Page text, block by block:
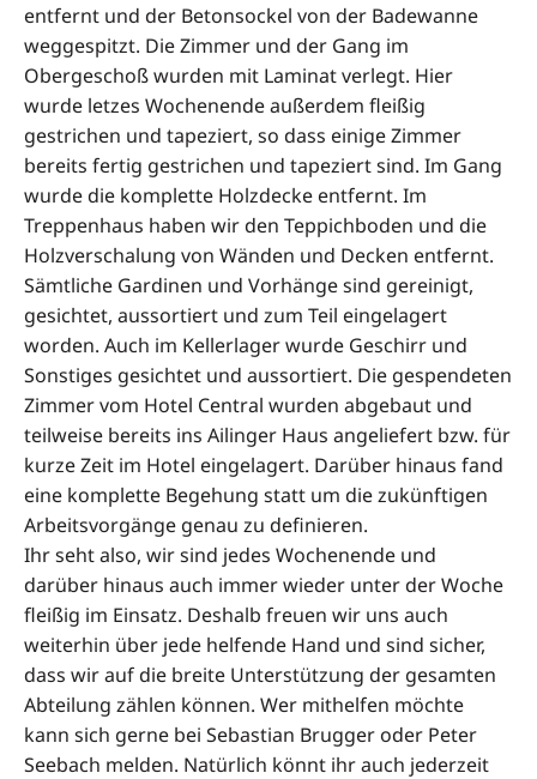
entfernt und der Betonsockel von der Badewanne
weggespitzt. Die Zimmer und der Gang im
Obergeschoß wurden mit Laminat verlegt. Hier
wurde letzes Wochenende außerdem fleißig
gestrichen und tapeziert, so dass einige Zimmer
bereits fertig gestrichen und tapeziert sind. Im Gang
wurde die komplette Holzdecke entfernt. Im
Treppenhaus haben wir den Teppichboden und die
Holzverschalung von Wänden und Decken entfernt.
Sämtliche Gardinen und Vorhänge sind gereinigt,
gesichtet, aussortiert und zum Teil eingelagert
worden. Auch im Kellerlager wurde Geschirr und
Sonstiges gesichtet und aussortiert. Die gespendeten
Zimmer vom Hotel Central wurden abgebaut und
teilweise bereits ins Ailinger Haus angeliefert bzw. für
kurze Zeit im Hotel eingelagert. Darüber hinaus fand
eine komplette Begehung statt um die zukünftigen
Arbeitsvorgänge genau zu definieren.
Ihr seht also, wir sind jedes Wochenende und
darüber hinaus auch immer wieder unter der Woche
fleißig im Einsatz. Deshalb freuen wir uns auch
weiterhin über jede helfende Hand und sind sicher,
dass wir auf die breite Unterstützung der gesamten
Abteilung zählen können. Wer mithelfen möchte
kann sich gerne bei Sebastian Brugger oder Peter
Seebach melden. Natürlich könnt ihr auch jederzeit